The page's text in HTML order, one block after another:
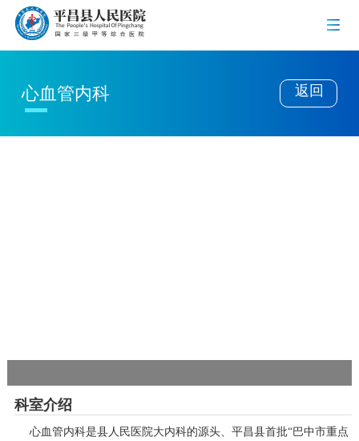
心血管内科 返回
科室介绍
心血管内科是县人民医院大内科的源头、平昌县首批“巴中市重点